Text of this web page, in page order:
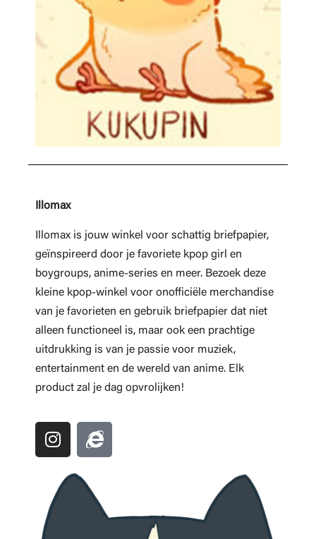
Illomax
Illomax is jouw winkel voor schattig briefpapier,
geïnspireerd door je favoriete kpop girl en
boygroups, anime-series en meer. Bezoek deze
kleine kpop-winkel voor onofficiële merchandise
van je favorieten en gebruik briefpapier dat niet
alleen functioneel is, maar ook een prachtige
uitdrukking is van je passie voor muziek,
entertainment en de wereld van anime. Elk
product zal je dag opvrolijken!